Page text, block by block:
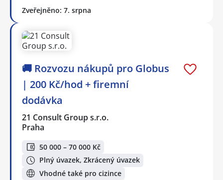
Zveřejněno: 7. srpna
🚚 Rozvozu nákupů pro Globus
| 200 Kč/hod + firemní
dodávka
21 Consult Group s.r.o.
Praha
50 000 – 70 000 Kč
Plný úvazek, Zkrácený úvazek
Vhodné také pro cizince